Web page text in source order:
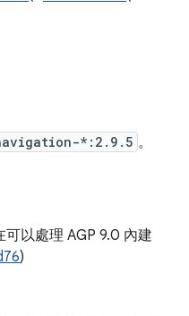
*:2.9.5 。
以處理 AGP 9.0 內建
)